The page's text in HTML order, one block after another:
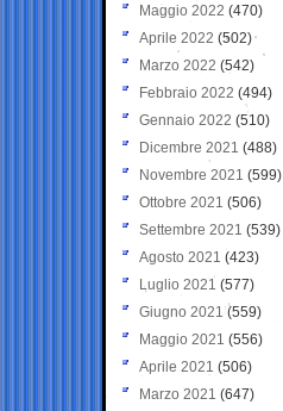
Maggio 2022 (470)
Aprile 2022 (502)
Marzo 2022 (542)
Febbraio 2022 (494)
Gennaio 2022 (510)
Dicembre 2021 (488)
Novembre 2021 (599)
Ottobre 2021 (506)
Settembre 2021 (539)
Agosto 2021 (423)
Luglio 2021 (577)
Giugno 2021(559)
Maggio 2021 (556)
Aprile 2021 (506)
Marzo 2021 (647)